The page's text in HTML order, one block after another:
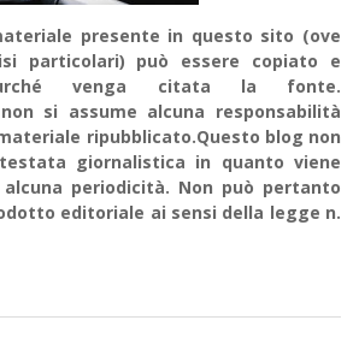
presente in questo sito (ove
particolari) può essere copiato e
venga citata la fonte.
si assume alcuna responsabilità
ripubblicato.Questo blog non
giornalistica in quanto viene
periodicità. Non può pertanto
editoriale ai sensi della legge n.